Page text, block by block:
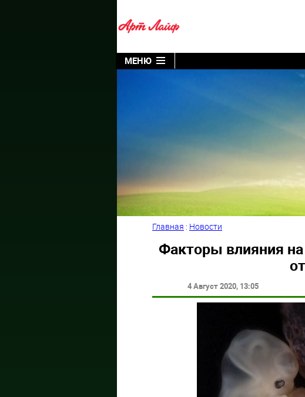
МЕНЮ
Главная : Новости
Факторы влияния
4 Август 2020, 13:05